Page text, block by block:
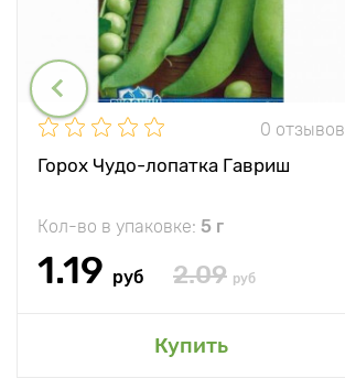
0 отзывов
Горох Чудо-лопатка Гавриш
Кол-во в упаковке: 5 г
1.19 руб 2.09 руб
Купить